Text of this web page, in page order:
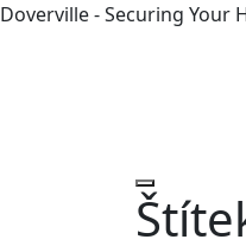
Doverville - Securing Your